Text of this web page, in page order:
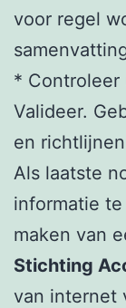
voor regel
* Controleer
Valideer.
en
Als laatste
informatie
maken van
Stichting
van internet